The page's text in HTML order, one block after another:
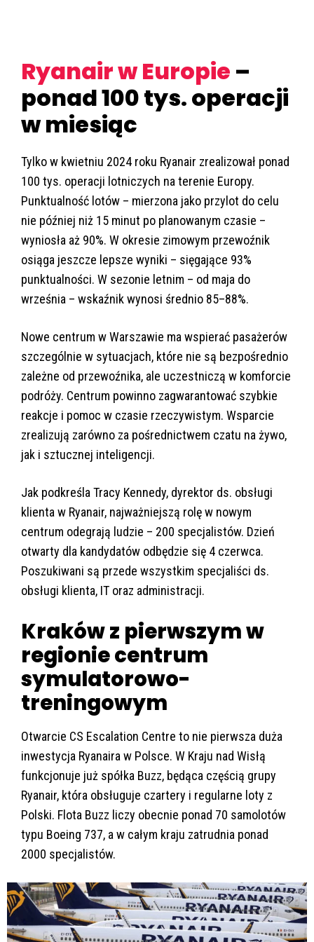
Ryanair w Europie –
ponad 100 tys. operacji
w miesiąc
Tylko w kwietniu 2024 roku Ryanair zrealizował ponad
100 tys. operacji lotniczych na terenie Europy.
Punktualność lotów – mierzona jako przylot do celu
nie później niż 15 minut po planowanym czasie –
wyniosła aż 90%. W okresie zimowym przewoźnik
osiąga jeszcze lepsze wyniki – sięgające 93%
punktualności. W sezonie letnim – od maja do
września – wskaźnik wynosi średnio 85–88%.
Nowe centrum w Warszawie ma wspierać pasażerów
szczególnie w sytuacjach, które nie są bezpośrednio
zależne od przewoźnika, ale uczestniczą w komforcie
podróży. Centrum powinno zagwarantować szybkie
reakcje i pomoc w czasie rzeczywistym. Wsparcie
zrealizują zarówno za pośrednictwem czatu na żywo,
jak i sztucznej inteligencji.
Jak podkreśla Tracy Kennedy, dyrektor ds. obsługi
klienta w Ryanair, najważniejszą rolę w nowym
centrum odegrają ludzie – 200 specjalistów. Dzień
otwarty dla kandydatów odbędzie się 4 czerwca.
Poszukiwani są przede wszystkim specjaliści ds.
obsługi klienta, IT oraz administracji.
Kraków z pierwszym w
regionie centrum
symulatorowo-
treningowym
Otwarcie CS Escalation Centre to nie pierwsza duża
inwestycja Ryanaira w Polsce. W Kraju nad Wisłą
funkcjonuje już spółka Buzz, będąca częścią grupy
Ryanair, która obsługuje czartery i regularne loty z
Polski. Flota Buzz liczy obecnie ponad 70 samolotów
typu Boeing 737, a w całym kraju zatrudnia ponad
2000 specjalistów.